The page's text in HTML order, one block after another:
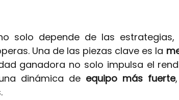
solo depende de las
Una de las piezas clave es la
ganadora no solo impulsa el
dinámica de equipo más fuerte